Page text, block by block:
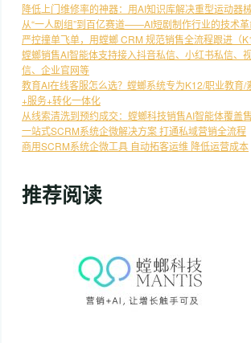
降低上门维修率的神器：用AI知识库解决重型运动器
从“一人剧组”到百亿赛道——AI短剧制作行业的技术
严控撞单飞单，用螳螂 CRM 规范销售全流程跟进（
螳螂销售AI智能体支持接入抖音私信、小红书私信、
信、企业官网等
教育AI在线客服怎么选？螳螂系统专为K12/职业教育/
+服务+转化一体化
从线索清洗到预约成交：螳螂科技销售AI智能体覆盖
一站式SCRM系统企微解决方案 打通私域营销全流程
商用SCRM系统企微工具 自动拓客运维 降低运营成本
推荐阅读